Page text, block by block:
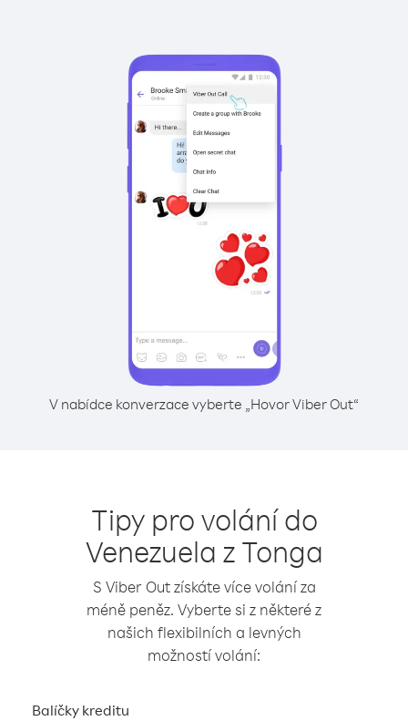
V nabídce konverzace vyberte „Hovor Viber Out“
Tipy pro volání do
Venezuela z Tonga
S Viber Out získáte více volání za
méně peněz. Vyberte si z některé z
našich flexibilních a levných
možností volání:
Balíčky kreditu